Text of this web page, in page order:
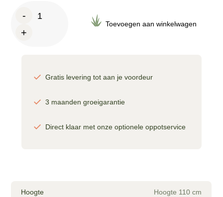
-
Dracaena
cm
+
Toevoegen aan winkelwagen
Gratis levering tot aan je voordeur
3 maanden groeigarantie
Direct klaar met onze optionele oppotservice
Hoogte Hoogte 110 cm